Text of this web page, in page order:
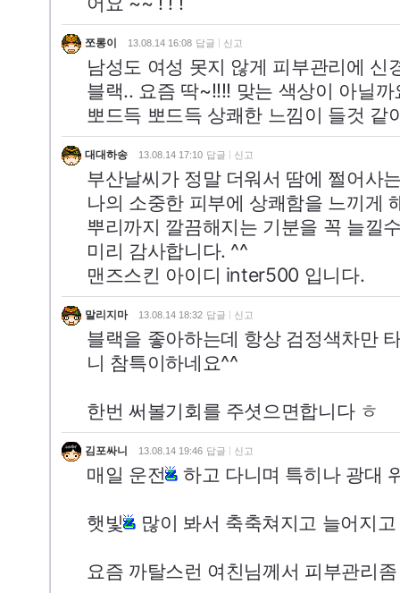
쪼롱이 13.08.14 16:08 답글 신고
남성도 여성 못지 않게 피부관리에 신
블랙.. 요즘 딱~!!!! 맞는 색상이 아닐
뽀드득 뽀드득 상쾌한 느낌이 들것 같
대대하송 13.08.14 17:10 답글 신고
부산날씨가 정말 더워서 땀에 쩔어사
나의 소중한 피부에 상쾌함을 느끼게
뿌리까지 깔끔해지는 기분을 꼭 늘낄
미리 감사합니다. ^^
맨즈스킨 아이디 inter500 입니다.
말리지마 13.08.14 18:32 답글 신고
블랙을 좋아하는데 항상 검정색차만
니 참특이하네요^^
한번 써볼기회를 주셧으면합니다 ㅎ
김포싸니 13.08.14 19:46 답글 신고
매일 운전 하고 다니며 특히나 광대
햇빛 많이 봐서 축축쳐지고 늘어지
요즘 까탈스런 여친님께서 피부관리